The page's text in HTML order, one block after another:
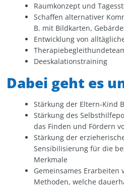
Raumkonzept und
Schaffen alternativer
B. mit Bildkarten,
Entwicklung von
Deeskalationstraining
Dabei geht es
Stärkung der Eltern-Kind
Stärkung des
das Finden und Fördern
Stärkung der
Sensibilisierung für die
Merkmale
Gemeinsames Erarbeiten
Methoden, welche